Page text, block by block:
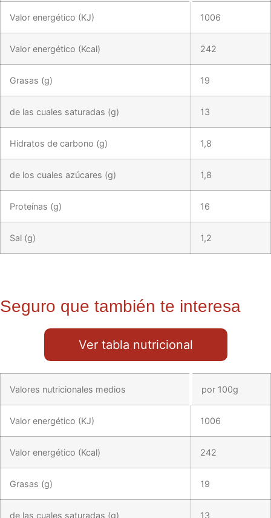
Valor energético (KJ) 1006
Valor energético (Kcal) 242
Grasas (g) 19
de las cuales saturadas (g) 13
Hidratos de carbono (g) 1,8
de los cuales azúcares (g) 1,8
Proteínas (g) 16
Sal (g) 1,2
Seguro que también te interesa
Ver tabla nutricional
Valores nutricionales medios por 100g
Valor energético (KJ) 1006
Valor energético (Kcal) 242
Grasas (g) 19
de las cuales saturadas (g) 13